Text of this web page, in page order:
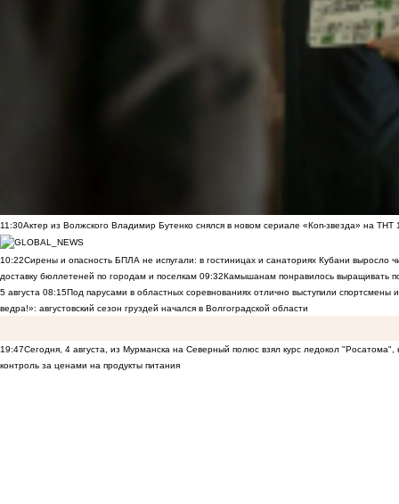
11:30Актер из Волжского Владимир Бутенко снялся в новом сериале «Коп-звезда» на ТНТ
10:22Сирены и опасность БПЛА не испугали: в гостиницах и санаториях Кубани выросло
доставку бюллетеней по городам и поселкам 09:32Камышанам понравилось выращивать
5 августа 08:15Под парусами в областных соревнованиях отлично выступили спортсмены
ведра!»: августовский сезон груздей начался в Волгоградской области
19:47Сегодня, 4 августа, из Мурманска на Северный полюс взял курс ледокол
контроль за ценами на продукты питания